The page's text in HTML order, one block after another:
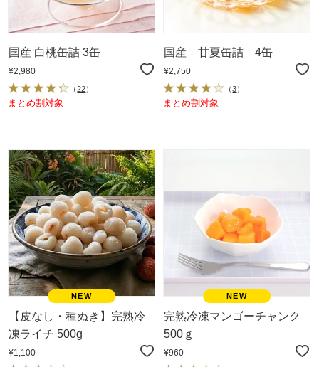
国産 白桃缶詰 3缶
¥2,980
（22）
まとめ割対象
国産 甘夏缶詰 4缶
¥2,750
（3）
まとめ割対象
【皮なし・種ぬき】完熟冷
凍ライチ 500g
¥1,100
完熟冷凍マンゴーチャンク
500ｇ
¥960